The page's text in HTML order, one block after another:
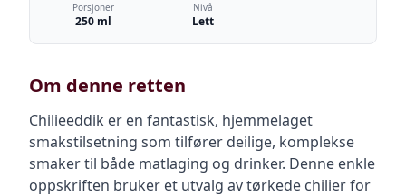
Porsjoner
250 ml
Nivå
Lett
Om denne retten
Chilieeddik er en fantastisk, hjemmelaget
smakstilsetning som tilfører deilige, komplekse
smaker til både matlaging og drinker. Denne enkle
oppskriften bruker et utvalg av tørkede chilier for